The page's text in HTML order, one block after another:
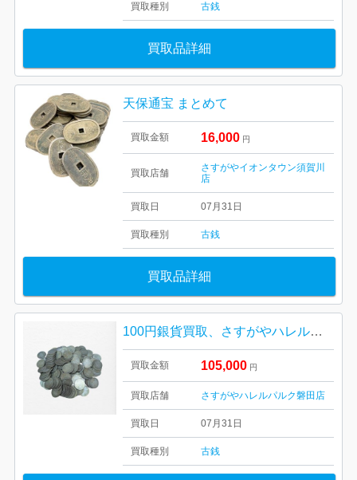
買取種別 古銭
買取品詳細
天保通宝 まとめて
買取金額 16,000 円
買取店舗
さすがやイオンタウン須賀川
店
買取日 07月31日
買取種別 古銭
買取品詳細
100円銀貨買取、さすがやハレルパルク磐田店
買取金額 105,000 円
買取店舗 さすがやハレルパルク磐田店
買取日 07月31日
買取種別 古銭